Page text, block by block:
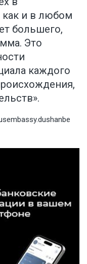
и в любом
большего,
Это
каждого